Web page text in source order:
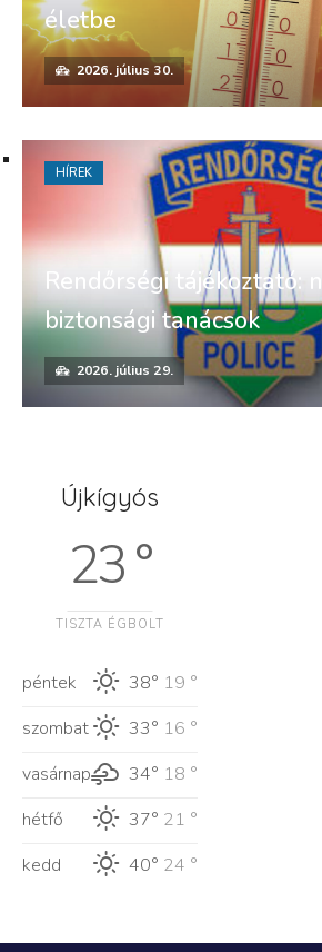
életbe
2026. július 30.
Rendőrségi tájékoztató:
biztonsági tanácsok
2026. július 29.
HÍREK
Újkígyós
23 °
TISZTA ÉGBOLT
péntek 38° 19 °
szombat
33° 16 °
vasárnap
34° 18 °
hétfő
37° 21 °
kedd
40° 24 °